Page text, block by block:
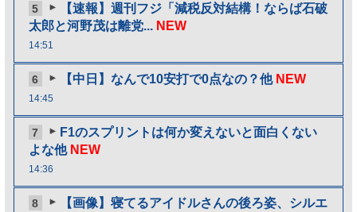
5
【速報】週刊フジ「減税反対結構！ならば石破
太郎と河野茂は離党... NEW
14:51
6 【中日】なんで10安打で0点なの？他 NEW
14:45
7
F1のスプリントは何か変えないと面白くない
よな他 NEW
14:36
8
【画像】寝てるアイドルさんの後ろ姿、シルエ